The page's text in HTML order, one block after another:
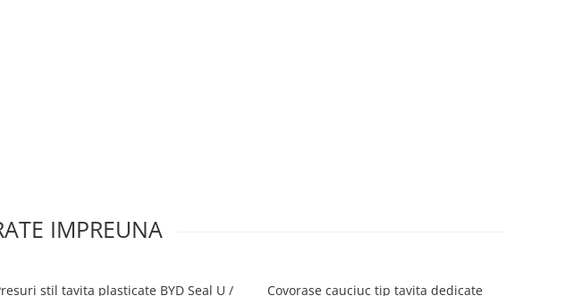
IMPREUNA
stil tavita plasticate BYD Seal U /
Covorase cauciuc tip tavita dedicate